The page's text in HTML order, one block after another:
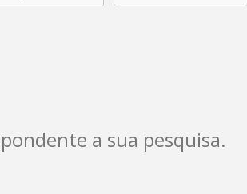
a sua pesquisa.